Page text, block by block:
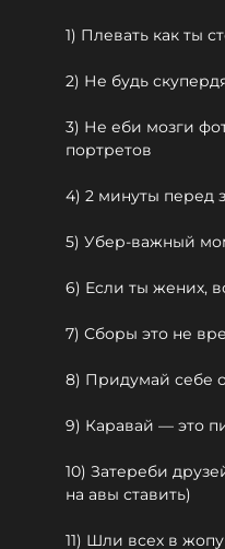
1) Плевать как ты
2) Не будь
3) Не еби мозги
портретов
4) 2 минуты перед
5) Убер-важный
6) Если ты жених,
7) Сборы это не
8) Придумай себе
9) Каравай — это
10) Затереби
на авы ставить)
11) Шли всех в